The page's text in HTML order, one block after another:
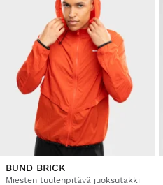
BUND BRICK
Miesten tuulenpitävä juoksutakki